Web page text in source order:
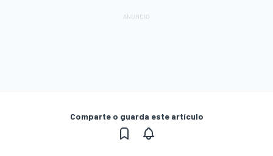
Comparte o guarda este artículo